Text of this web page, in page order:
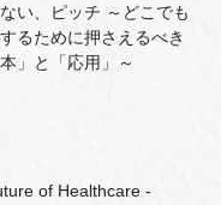
い、ピッチ ～どこでも
るために押さえるべき
本」と「応用」～
of Healthcare -